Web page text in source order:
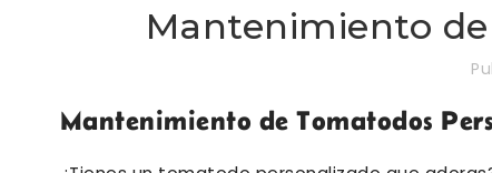
Mantenimiento
Mantenimiento de Tomatodos